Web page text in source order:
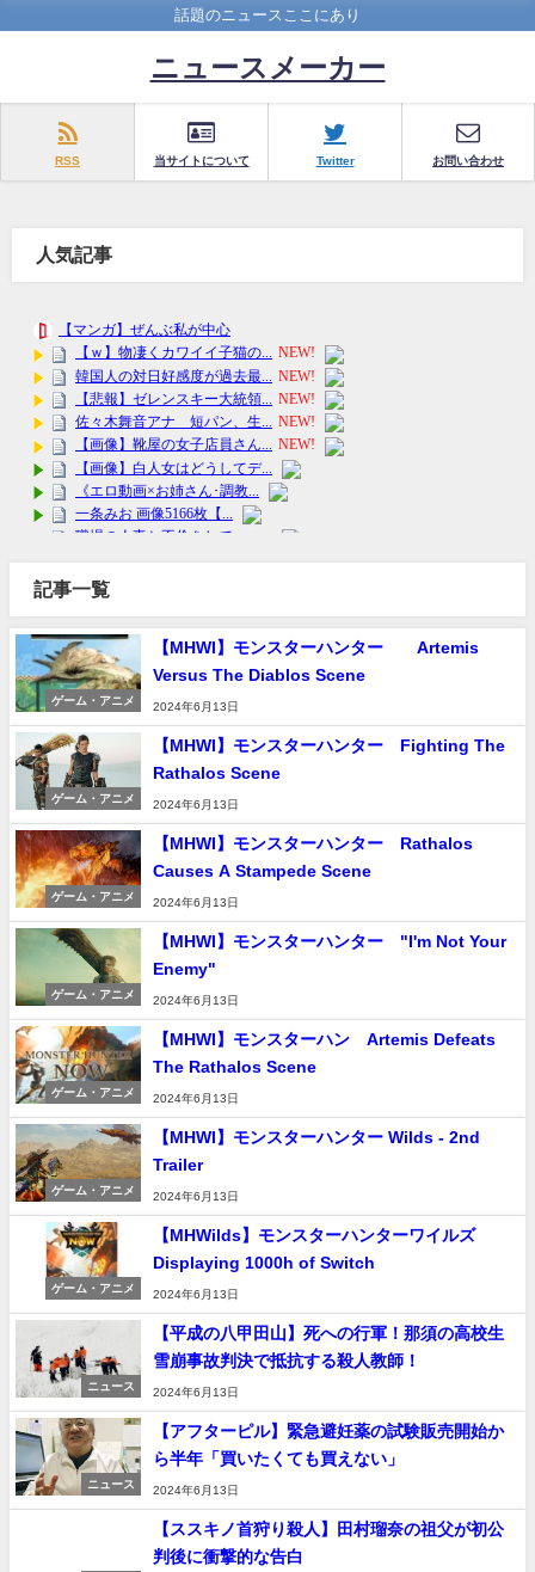
話題のニュースここにあり
ニュースメーカー
RSS 当サイトについて Twitter お問い合わせ
人気記事
記事一覧
ゲーム・アニメ
【MHWI】モンスターハンター Artemis
Versus The Diablos Scene
2024年6月13日
ゲーム・アニメ
【MHWI】モンスターハンター Fighting The
Rathalos Scene
2024年6月13日
ゲーム・アニメ
【MHWI】モンスターハンター Rathalos
Causes A Stampede Scene
2024年6月13日
ゲーム・アニメ
【MHWI】モンスターハンター "I'm Not Your
Enemy"
2024年6月13日
ゲーム・アニメ
【MHWI】モンスターハン Artemis Defeats
The Rathalos Scene
2024年6月13日
ゲーム・アニメ
【MHWI】モンスターハンター Wilds - 2nd
Trailer
2024年6月13日
ゲーム・アニメ
【MHWilds】モンスターハンターワイルズ
Displaying 1000h of Switch
2024年6月13日
ニュース
【平成の八甲田山】死への行軍！那須の高校生
雪崩事故判決で抵抗する殺人教師！
2024年6月13日
ニュース
【アフターピル】緊急避妊薬の試験販売開始か
ら半年「買いたくても買えない」
2024年6月13日
【ススキノ首狩り殺人】田村瑠奈の祖父が初公
判後に衝撃的な告白